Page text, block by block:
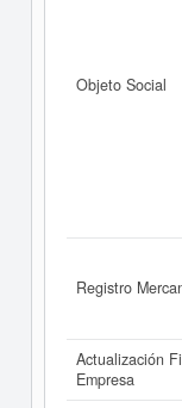
La última
Objeto Social
Registro
Actualización
Empresa